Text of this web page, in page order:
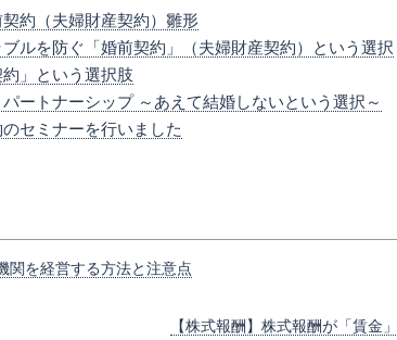
約（夫婦財産契約）雛形
ルを防ぐ「婚前契約」（夫婦財産契約）という選択
」という選択肢
ートナーシップ ～あえて結婚しないという選択～
セミナーを行いました
関を経営する方法と注意点
【株式報酬】株式報酬が「賃金